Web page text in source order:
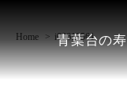
青葉台の
Home i00619561